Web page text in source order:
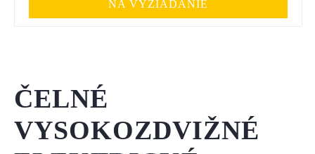
NA VYŽIADANIE
ČELNÉ
VYSOKOZDVIŽNÉ